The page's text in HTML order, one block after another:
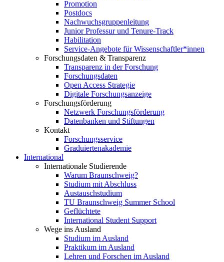
Promotion
Postdocs
Nachwuchsgruppenleitung
Junior Professur und Tenure-Track
Habilitation
Service-Angebote für Wissenschaftler*innen
Forschungsdaten & Transparenz
Transparenz in der Forschung
Forschungsdaten
Open Access Strategie
Digitale Forschungsanzeige
Forschungsförderung
Netzwerk Forschungsförderung
Datenbanken und Stiftungen
Kontakt
Forschungsservice
Graduiertenakademie
International
Internationale Studierende
Warum Braunschweig?
Studium mit Abschluss
Austauschstudium
TU Braunschweig Summer School
Geflüchtete
International Student Support
Wege ins Ausland
Studium im Ausland
Praktikum im Ausland
Lehren und Forschen im Ausland